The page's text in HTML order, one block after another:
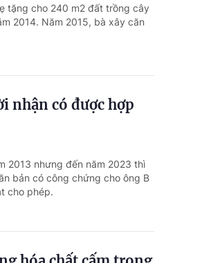
tặng cho 240 m2 đất trồng cây
2014. Năm 2015, bà xây căn
nhận có được hợp
2013 nhưng đến năm 2023 thì
bản có công chứng cho ông B
cho phép.